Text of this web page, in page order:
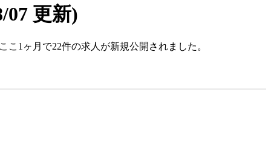
07 更新)
1ヶ月で22件の求人が新規公開されました。